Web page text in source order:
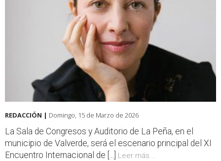
REDACCIÓN | Domingo, 15 de Marzo de 2026
La Sala de Congresos y Auditorio de La Peña, en el
municipio de Valverde, será el escenario principal del XI
Encuentro Internacional de [...]
Leer más...